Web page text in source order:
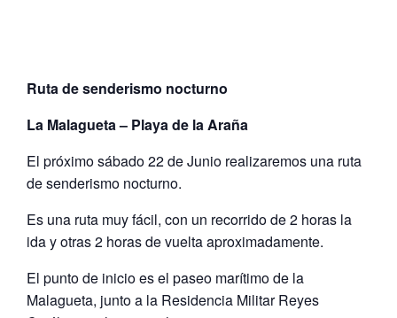
Ruta de senderismo nocturno
La Malagueta – Playa de la Araña
El próximo sábado 22 de Junio realizaremos una ruta
de senderismo nocturno.
Es una ruta muy fácil, con un recorrido de 2 horas la
ida y otras 2 horas de vuelta aproximadamente.
El punto de inicio es el paseo marítimo de la
Malagueta, junto a la Residencia Militar Reyes